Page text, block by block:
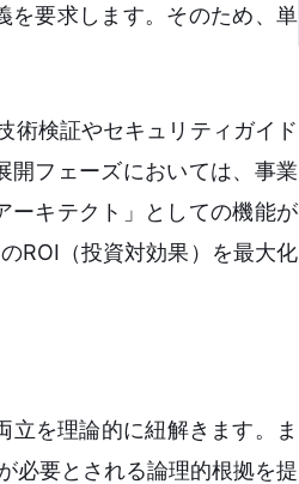
を要求します。そのため、単
術検証やセキュリティガイド
開フェーズにおいては、事業
ーキテクト」としての機能が
ROI（投資対効果）を最大化
を理論的に紐解きます。ま
必要とされる論理的根拠を提